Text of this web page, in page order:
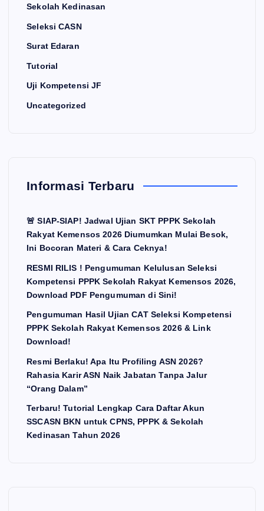
Sekolah Kedinasan
Seleksi CASN
Surat Edaran
Tutorial
Uji Kompetensi JF
Uncategorized
Informasi Terbaru
🚨 SIAP-SIAP! Jadwal Ujian SKT PPPK Sekolah
Rakyat Kemensos 2026 Diumumkan Mulai Besok,
Ini Bocoran Materi & Cara Ceknya!
RESMI RILIS ! Pengumuman Kelulusan Seleksi
Kompetensi PPPK Sekolah Rakyat Kemensos 2026,
Download PDF Pengumuman di Sini!
Pengumuman Hasil Ujian CAT Seleksi Kompetensi
PPPK Sekolah Rakyat Kemensos 2026 & Link
Download!
Resmi Berlaku! Apa Itu Profiling ASN 2026?
Rahasia Karir ASN Naik Jabatan Tanpa Jalur
“Orang Dalam”
Terbaru! Tutorial Lengkap Cara Daftar Akun
SSCASN BKN untuk CPNS, PPPK & Sekolah
Kedinasan Tahun 2026